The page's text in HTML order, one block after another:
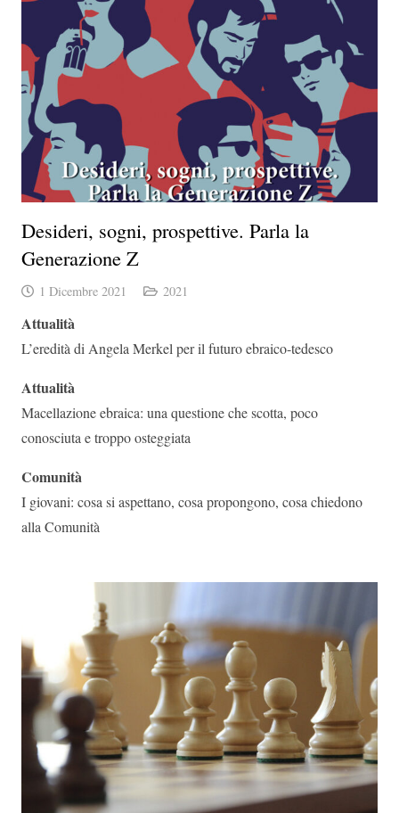
Desideri, sogni, prospettive. Parla la
Generazione Z
1 Dicembre 2021 2021
Attualità
L’eredità di Angela Merkel per il futuro ebraico-tedesco
Attualità
Macellazione ebraica: una questione che scotta, poco
conosciuta e troppo osteggiata
Comunità
I giovani: cosa si aspettano, cosa propongono, cosa chiedono
alla Comunità